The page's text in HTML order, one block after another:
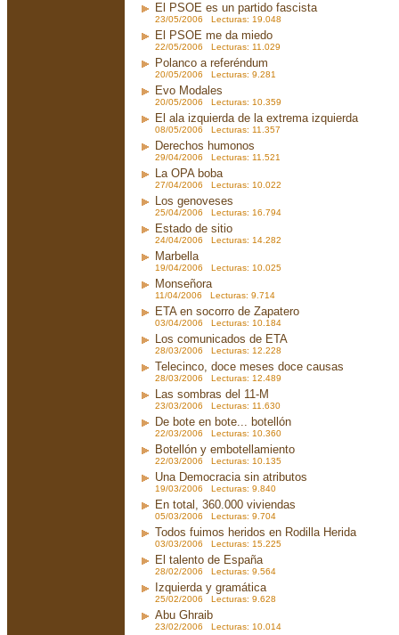
El PSOE es un partido fascista
23/05/2006 Lecturas: 19.048
El PSOE me da miedo
22/05/2006 Lecturas: 11.029
Polanco a referéndum
20/05/2006 Lecturas: 9.281
Evo Modales
20/05/2006 Lecturas: 10.359
El ala izquierda de la extrema izquierda
08/05/2006 Lecturas: 11.357
Derechos humonos
29/04/2006 Lecturas: 11.521
La OPA boba
27/04/2006 Lecturas: 10.022
Los genoveses
25/04/2006 Lecturas: 16.794
Estado de sitio
24/04/2006 Lecturas: 14.282
Marbella
19/04/2006 Lecturas: 10.025
Monseñora
11/04/2006 Lecturas: 9.714
ETA en socorro de Zapatero
03/04/2006 Lecturas: 10.184
Los comunicados de ETA
28/03/2006 Lecturas: 12.228
Telecinco, doce meses doce causas
28/03/2006 Lecturas: 12.489
Las sombras del 11-M
23/03/2006 Lecturas: 11.630
De bote en bote... botellón
22/03/2006 Lecturas: 10.360
Botellón y embotellamiento
22/03/2006 Lecturas: 10.135
Una Democracia sin atributos
19/03/2006 Lecturas: 9.840
En total, 360.000 viviendas
05/03/2006 Lecturas: 9.704
Todos fuimos heridos en Rodilla Herida
03/03/2006 Lecturas: 15.225
El talento de España
28/02/2006 Lecturas: 9.564
Izquierda y gramática
25/02/2006 Lecturas: 9.628
Abu Ghraib
23/02/2006 Lecturas: 10.014